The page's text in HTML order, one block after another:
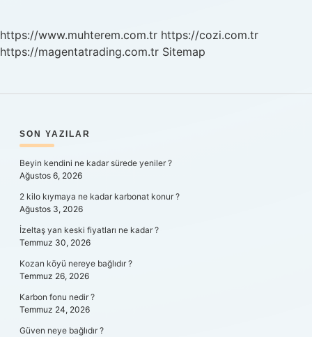
https://www.muhterem.com.tr https://cozi.com.tr
https://magentatrading.com.tr Sitemap
SIDEBAR
SON YAZILAR
Beyin kendini ne kadar sürede yeniler ?
Ağustos 6, 2026
2 kilo kıymaya ne kadar karbonat konur ?
Ağustos 3, 2026
İzeltaş yan keski fiyatları ne kadar ?
Temmuz 30, 2026
Kozan köyü nereye bağlıdır ?
Temmuz 26, 2026
Karbon fonu nedir ?
Temmuz 24, 2026
Güven neye bağlıdır ?